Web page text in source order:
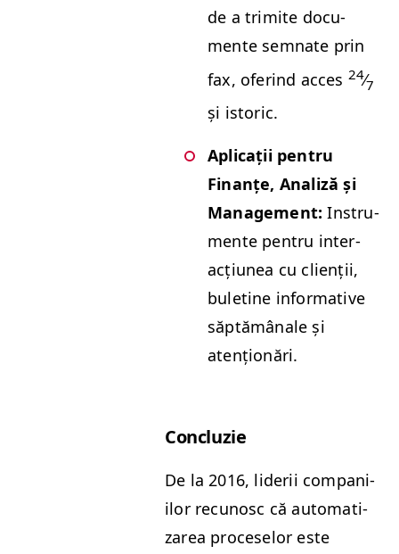
de a trim­ite doc­u­
mente sem­nate prin
fax, oferind acces 24⁄7
și istoric.
Apli­cații pen­tru
Finanțe, Anal­iză și
Man­age­ment: Instru­
mente pen­tru inter­
acți­unea cu clienții,
bule­tine infor­ma­tive
săp­tămâ­nale și
atenționări.
Con­cluzie
De la 2016, lid­erii com­pani­
ilor recunosc că autom­a­ti­
zarea pro­ce­selor este